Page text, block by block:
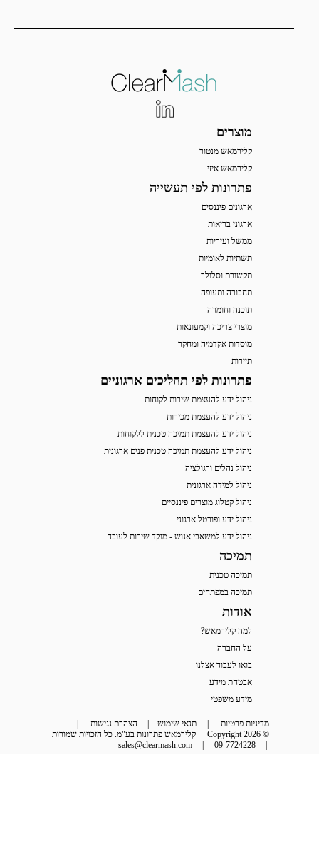
מוצרים
קלירמאש מנטור
קלירמאש איזי
פתרונות לפי תעשייה
ארגונים פיננסים
ארגוני בריאות
ממשל ועיריות
תשתיות לאומיות
תקשורת וסלולר
תחבורה ותעופה
תוכנה וחומרה
מוצרי צריכה וקמעונאות
מוסדות אקדמיה ומחקר
תיירות
פתרונות לפי תהליכים ארגוניים
ניהול ידע להעצמת שירות לקוחות
ניהול ידע להעצמת מכירות
ניהול ידע להעצמת תמיכה טכנית ללקוחות
ניהול ידע להעצמת תמיכה טכנית פנים ארגונית
ניהול נהלים ורגולציה
ניהול למידה ארגונית
ניהול קטלוג מוצרים פיננסיים
ניהול ידע ופורטל ארגוני
ניהול ידע למשאבי אנוש - מוקד שירות לעובד
תמיכה
תמיכה טכנית
תמיכה במפתחים
אודות
למה קלירמאש?
על החברה
בואו לעבוד אצלנו
אבטחת מידע
מידע משפטי
מדיניות פרטיות | תנאי שימוש | הצהרת נגישות
|
קלירמאש פתרונות בע"מ. כל הזכויות שמורות
09-7724228
|
sales@clearmash.com